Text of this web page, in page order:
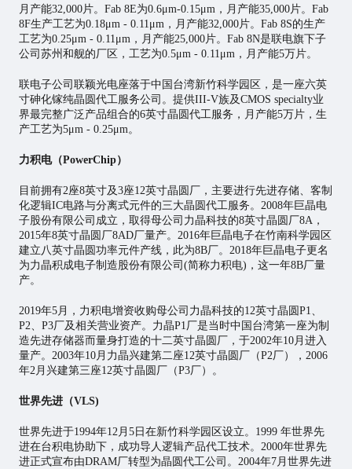
月产能32,000片。Fab 8E为0.6μm-0.15μm，月产能35,000片。Fab
8F生产工艺为0.18μm - 0.11μm，月产能32,000片。Fab 8S的生产
工艺为0.25μm - 0.11μm，月产能25,000片。Fab 8N是联电旗下子
公司苏州和舰的厂区，工艺为0.5μm - 0.11μm，月产能5万片。
联电子公司联颖光电座落于中国台湾新竹科学园区，是一座六英
寸砷化镓纯晶圆代工服务公司。提供III-V族及CMOS specialty业
界最完整广泛产品组合的6英寸晶圆代工服务，月产能5万片，生
产工艺为5μm - 0.25μm。
力积电（PowerChip）
目前拥有2座8英寸及3座12英寸晶圆厂，主要进行先进存储、客制
化逻辑IC电路与分离式元件的三大晶圆代工服务。2008年巨晶电
子股份有限公司成立，取得母公司力晶科技的8英寸晶圆厂8A，
2015年8英寸晶圆厂8AD厂量产。2016年巨晶电子在竹南科学园区
建立八英寸晶圆功率元件产线，此为8B厂。2018年巨晶电子更名
为力晶积成电子制造股份有限公司(简称力积电)，这一年8B厂量
产。
2019年5月，力积电增资收购母公司力晶科技的12英寸晶圆P1、
P2、P3厂及相关营业资产。力晶P1厂是当时中国台湾第一座为制
造先进存储器而量身打造的十二英寸晶圆厂，于2002年10月进入
量产。2003年10月力晶兴建第二座12英寸晶圆厂（P2厂），2006
年2月兴建第三座12英寸晶圆厂（P3厂）。
世界先进（VLS)
世界先进于1994年12月5日在新竹科学园区设立。1999 年世界先
进在台积电协助下，成功导人逻辑产品代工技术。2000年世界先
进正式宣布由DRAM厂转型为晶圆代工公司。2004年7月世界先进